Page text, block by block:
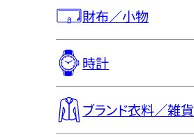
財布／小物
時計
ブランド衣料／雑貨